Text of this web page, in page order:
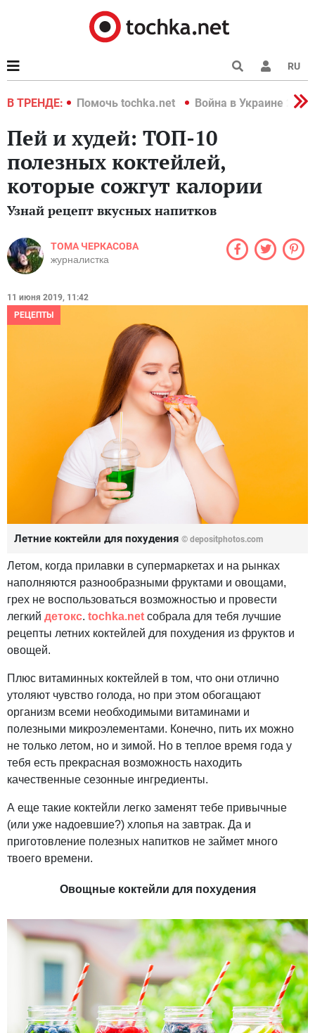
RU
В ТРЕНДЕ:
2022 Помочь tochka.net Война в Украине 2022
Пей и худей: ТОП-10
полезных коктейлей,
которые сожгут калории
Узнай рецепт вкусных напитков
ТОМА ЧЕРКАСОВА
журналистка
11 июня 2019, 11:42
РЕЦЕПТЫ
Летние коктейли для похудения © depositphotos.com
Летом, когда прилавки в супермаркетах и на рынках
наполняются разнообразными фруктами и овощами,
грех не воспользоваться возможностью и провести
легкий детокс. tochka.net собрала для тебя лучшие
рецепты летних коктейлей для похудения из фруктов и
овощей.
Плюс витаминных коктейлей в том, что они отлично
утоляют чувство голода, но при этом обогащают
организм всеми необходимыми витаминами и
полезными микроэлементами. Конечно, пить их можно
не только летом, но и зимой. Но в теплое время года у
тебя есть прекрасная возможность находить
качественные сезонные ингредиенты.
А еще такие коктейли легко заменят тебе привычные
(или уже надоевшие?) хлопья на завтрак. Да и
приготовление полезных напитков не займет много
твоего времени.
Овощные коктейли для похудения